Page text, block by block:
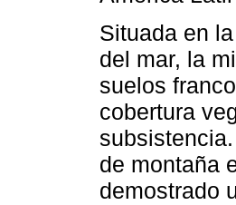
Situada en
del mar, la
suelos
cobertura
de montaña
demostrado